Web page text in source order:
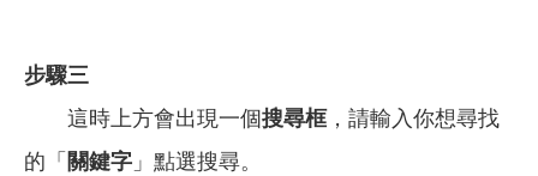
步驟三
這時上方會出現一個搜尋框，請輸入你想尋找
的「 關鍵字 」點選搜尋。